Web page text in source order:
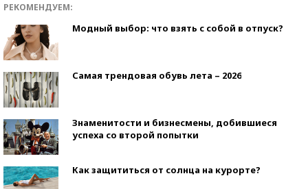
РЕКОМЕНДУЕМ:
Модный выбор: что взять с собой в отпуск?
Самая трендовая обувь лета – 2026
Знаменитости и бизнесмены, добившиеся
успеха со второй попытки
Как защититься от солнца на курорте?